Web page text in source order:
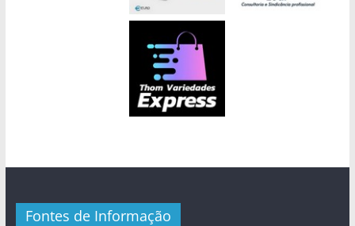
Fontes de Informação